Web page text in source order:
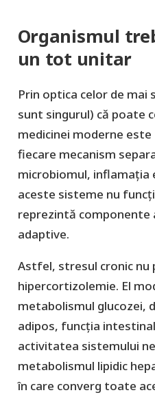
Organismul
un tot unitar
Prin optica celor de mai
sunt singurul) că poate
medicinei moderne
fiecare mecanism
microbiomul, inflamația
aceste sisteme nu
reprezintă componente
adaptive.
Astfel, stresul cronic nu
hipercortizolemie. El
metabolismul glucozei,
adipos, funcția
activitatea sistemului
metabolismul lipidic
în care converg toate